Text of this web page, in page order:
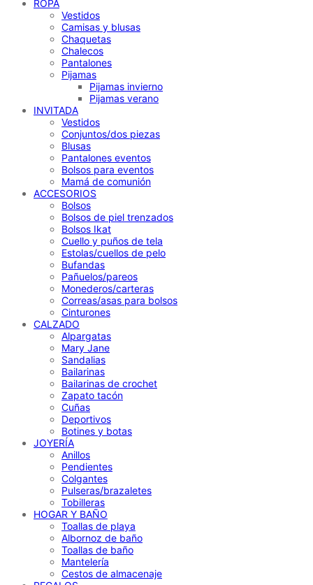
ROPA
Vestidos
Camisas y blusas
Chaquetas
Chalecos
Pantalones
Pijamas
Pijamas invierno
Pijamas verano
INVITADA
Vestidos
Conjuntos/dos piezas
Blusas
Pantalones eventos
Bolsos para eventos
Mamá de comunión
ACCESORIOS
Bolsos
Bolsos de piel trenzados
Bolsos Ikat
Cuello y puños de tela
Estolas/cuellos de pelo
Bufandas
Pañuelos/pareos
Monederos/carteras
Correas/asas para bolsos
Cinturones
CALZADO
Alpargatas
Mary Jane
Sandalias
Bailarinas
Bailarinas de crochet
Zapato tacón
Cuñas
Deportivos
Botines y botas
JOYERÍA
Anillos
Pendientes
Colgantes
Pulseras/brazaletes
Tobilleras
HOGAR Y BAÑO
Toallas de playa
Albornoz de baño
Toallas de baño
Mantelería
Cestos de almacenaje